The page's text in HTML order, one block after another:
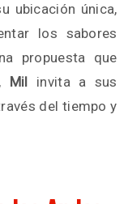
ubicación única,
los sabores
propuesta que
Mil invita a sus
del tiempo y